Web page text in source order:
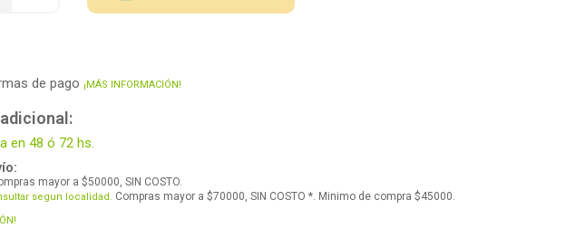
de pago ¡MÁS INFORMACIÓN!
en 48 ó 72 hs.
mayor a $50000, SIN COSTO.
segun localidad. Compras mayor a $70000, SIN COSTO *. Minimo de compra $45000.